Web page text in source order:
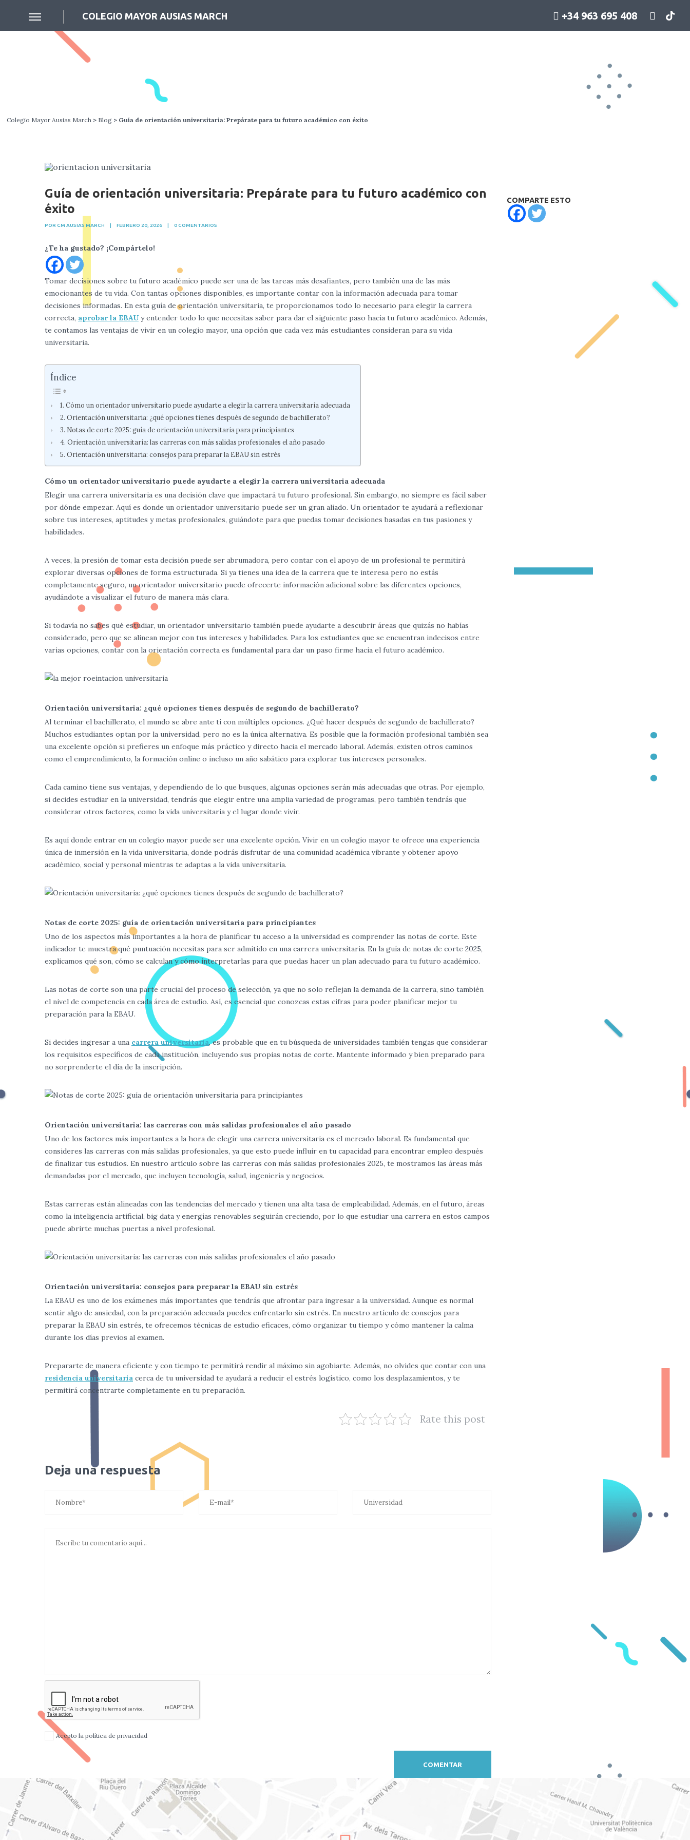
COLEGIO MAYOR AUSIAS MARCH +34 963 695 408
Colegio Mayor Ausias March > Blog > Guía de orientación universitaria: Prepárate para tu futuro académico con éxito
Guía de orientación universitaria: Prepárate para tu futuro académico con
éxito
POR CM AUSIAS MARCH | FEBRERO 20, 2026 | 0 COMENTARIOS
¿Te ha gustado? ¡Compártelo!
Tomar decisiones sobre tu futuro académico puede ser una de las tareas más desafiantes, pero también una de las más
emocionantes de tu vida. Con tantas opciones disponibles, es importante contar con la información adecuada para tomar
decisiones informadas. En esta guía de orientación universitaria, te proporcionamos todo lo necesario para elegir la carrera
correcta, aprobar la EBAU y entender todo lo que necesitas saber para dar el siguiente paso hacia tu futuro académico. Además,
te contamos las ventajas de vivir en un colegio mayor, una opción que cada vez más estudiantes consideran para su vida
universitaria.
Índice
Cómo un orientador universitario puede ayudarte a elegir la carrera universitaria adecuada
Orientación universitaria: ¿qué opciones tienes después de segundo de bachillerato?
Notas de corte 2025: guía de orientación universitaria para principiantes
Orientación universitaria: las carreras con más salidas profesionales el año pasado
Orientación universitaria: consejos para preparar la EBAU sin estrés
Cómo un orientador universitario puede ayudarte a elegir la carrera universitaria adecuada
Elegir una carrera universitaria es una decisión clave que impactará tu futuro profesional. Sin embargo, no siempre es fácil saber
por dónde empezar. Aquí es donde un orientador universitario puede ser un gran aliado. Un orientador te ayudará a reflexionar
sobre tus intereses, aptitudes y metas profesionales, guiándote para que puedas tomar decisiones basadas en tus pasiones y
habilidades.
A veces, la presión de tomar esta decisión puede ser abrumadora, pero contar con el apoyo de un profesional te permitirá
explorar diversas opciones de forma estructurada. Si ya tienes una idea de la carrera que te interesa pero no estás
completamente seguro, un orientador universitario puede ofrecerte información adicional sobre las diferentes opciones,
ayudándote a visualizar el futuro de manera más clara.
Si todavía no sabes qué estudiar, un orientador universitario también puede ayudarte a descubrir áreas que quizás no habías
considerado, pero que se alinean mejor con tus intereses y habilidades. Para los estudiantes que se encuentran indecisos entre
varias opciones, contar con la orientación correcta es fundamental para dar un paso firme hacia el futuro académico.
Orientación universitaria: ¿qué opciones tienes después de segundo de bachillerato?
Al terminar el bachillerato, el mundo se abre ante ti con múltiples opciones. ¿Qué hacer después de segundo de bachillerato?
Muchos estudiantes optan por la universidad, pero no es la única alternativa. Es posible que la formación profesional también sea
una excelente opción si prefieres un enfoque más práctico y directo hacia el mercado laboral. Además, existen otros caminos
como el emprendimiento, la formación online o incluso un año sabático para explorar tus intereses personales.
Cada camino tiene sus ventajas, y dependiendo de lo que busques, algunas opciones serán más adecuadas que otras. Por ejemplo,
si decides estudiar en la universidad, tendrás que elegir entre una amplia variedad de programas, pero también tendrás que
considerar otros factores, como la vida universitaria y el lugar donde vivir.
Es aquí donde entrar en un colegio mayor puede ser una excelente opción. Vivir en un colegio mayor te ofrece una experiencia
única de inmersión en la vida universitaria, donde podrás disfrutar de una comunidad académica vibrante y obtener apoyo
académico, social y personal mientras te adaptas a la vida universitaria.
Notas de corte 2025: guía de orientación universitaria para principiantes
Uno de los aspectos más importantes a la hora de planificar tu acceso a la universidad es comprender las notas de corte. Este
indicador te muestra qué puntuación necesitas para ser admitido en una carrera universitaria. En la guía de notas de corte 2025,
explicamos qué son, cómo se calculan y cómo interpretarlas para que puedas hacer un plan adecuado para tu futuro académico.
Las notas de corte son una parte crucial del proceso de selección, ya que no solo reflejan la demanda de la carrera, sino también
el nivel de competencia en cada área de estudio. Así, es esencial que conozcas estas cifras para poder planificar mejor tu
preparación para la EBAU.
Si decides ingresar a una carrera universitaria, es probable que en tu búsqueda de universidades también tengas que considerar
los requisitos específicos de cada institución, incluyendo sus propias notas de corte. Mantente informado y bien preparado para
no sorprenderte el día de la inscripción.
Orientación universitaria: las carreras con más salidas profesionales el año pasado
Uno de los factores más importantes a la hora de elegir una carrera universitaria es el mercado laboral. Es fundamental que
consideres las carreras con más salidas profesionales, ya que esto puede influir en tu capacidad para encontrar empleo después
de finalizar tus estudios. En nuestro artículo sobre las carreras con más salidas profesionales 2025, te mostramos las áreas más
demandadas por el mercado, que incluyen tecnología, salud, ingeniería y negocios.
Estas carreras están alineadas con las tendencias del mercado y tienen una alta tasa de empleabilidad. Además, en el futuro, áreas
como la inteligencia artificial, big data y energías renovables seguirán creciendo, por lo que estudiar una carrera en estos campos
puede abrirte muchas puertas a nivel profesional.
Orientación universitaria: consejos para preparar la EBAU sin estrés
La EBAU es uno de los exámenes más importantes que tendrás que afrontar para ingresar a la universidad. Aunque es normal
sentir algo de ansiedad, con la preparación adecuada puedes enfrentarlo sin estrés. En nuestro artículo de consejos para
preparar la EBAU sin estrés, te ofrecemos técnicas de estudio eficaces, cómo organizar tu tiempo y cómo mantener la calma
durante los días previos al examen.
Prepararte de manera eficiente y con tiempo te permitirá rendir al máximo sin agobiarte. Además, no olvides que contar con una
residencia universitaria cerca de tu universidad te ayudará a reducir el estrés logístico, como los desplazamientos, y te
permitirá concentrarte completamente en tu preparación.
Rate this post
Deja una respuesta
Acepto la política de privacidad
COMPARTE ESTO